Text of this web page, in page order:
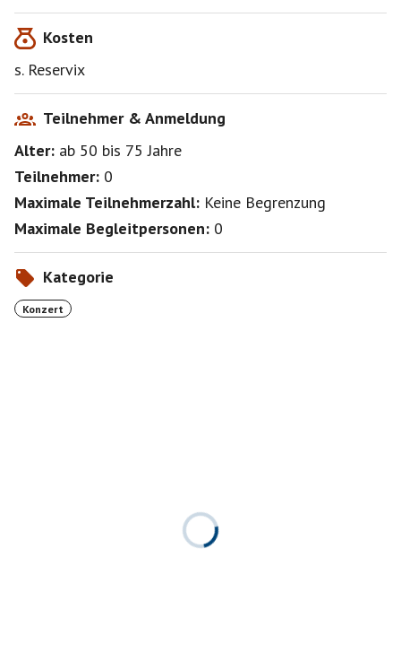
Kosten
s. Reservix
Teilnehmer & Anmeldung
Alter: ab 50 bis 75Jahre
Teilnehmer: 0
Maximale Teilnehmerzahl: Keine Begrenzung
Maximale Begleitpersonen: 0
Kategorie
Konzert